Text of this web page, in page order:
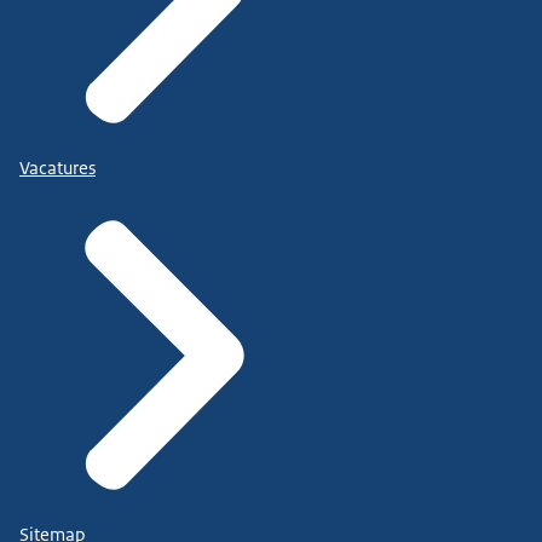
Vacatures
Sitemap